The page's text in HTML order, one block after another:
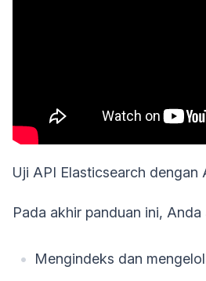
Uji API Elasticsearch dengan
Pada akhir panduan ini, Anda
Mengindeks dan